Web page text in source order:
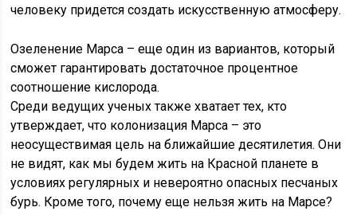
человеку придется создать искусственную атмосферу.
Озеленение Марса – еще один из вариантов, который
сможет гарантировать достаточное процентное
соотношение кислорода.
Среди ведущих ученых также хватает тех, кто
утверждает, что колонизация Марса – это
неосуществимая цель на ближайшие десятилетия. Они
не видят, как мы будем жить на Красной планете в
условиях регулярных и невероятно опасных песчаных
бурь. Кроме того, почему еще нельзя жить на Марсе?